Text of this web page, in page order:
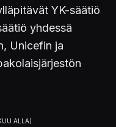
YK-säätiö
yhdessä
Unicefin ja